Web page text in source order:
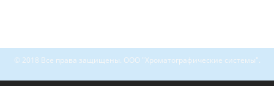
© 2018 Все права защищены. ООО "Хроматографические системы".